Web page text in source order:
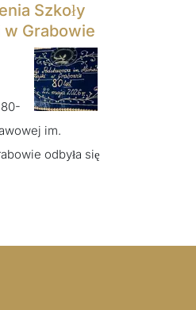
Szkoły
Grabowie
im.
odbyła się